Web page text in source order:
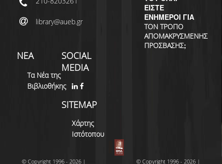
ΕΙΣΤΕ
ΕΝΗΜΕΡΟΙ ΓΙΑ
ΤΟΝ ΤΡΟΠΟ
ΑΠΟΜΑΚΡΥΣΜΕΝΗΣ
ΠΡΟΣΒΑΣΗΣ;
library@aueb.gr
ΝΕΑ
Τα Νέα της
Βιβλιοθήκης
SOCIAL
MEDIA
SITEMAP
Χάρτης
Ιστότοπου
© Copyright 1996 - 2026 | © Copyright 1996 - 2026 |